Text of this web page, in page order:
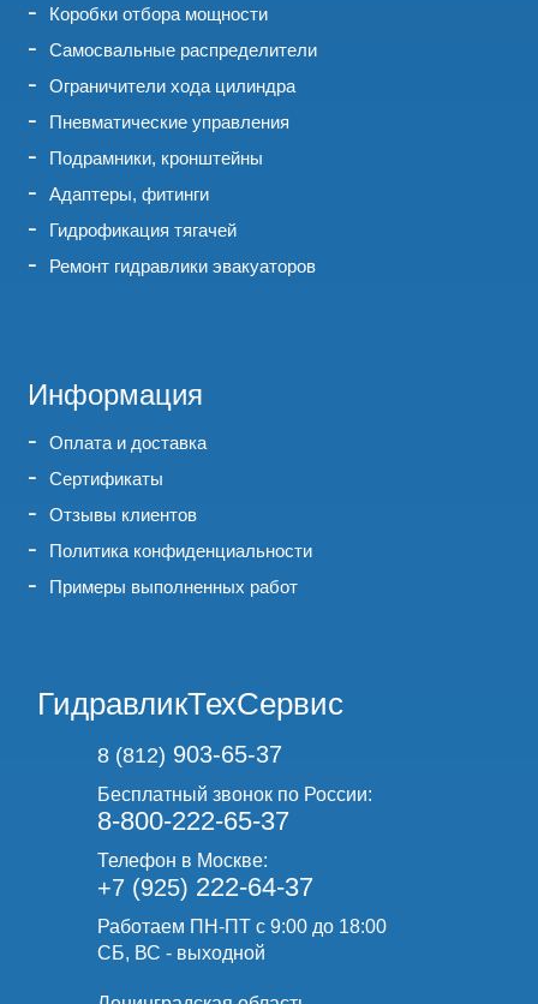
Коробки отбора мощности
Самосвальные распределители
Ограничители хода цилиндра
Пневматические управления
Подрамники, кронштейны
Адаптеры, фитинги
Гидрофикация тягачей
Ремонт гидравлики эвакуаторов
Информация
Оплата и доставка
Сертификаты
Отзывы клиентов
Политика конфиденциальности
Примеры выполненных работ
ГидравликТехСервис
8 (812) 903-65-37
Бесплатный звонок по России:
8-800-222-65-37
Телефон в Москве:
+7 (925) 222-64-37
Работаем ПН-ПТ с 9:00 до 18:00
СБ, ВС - выходной